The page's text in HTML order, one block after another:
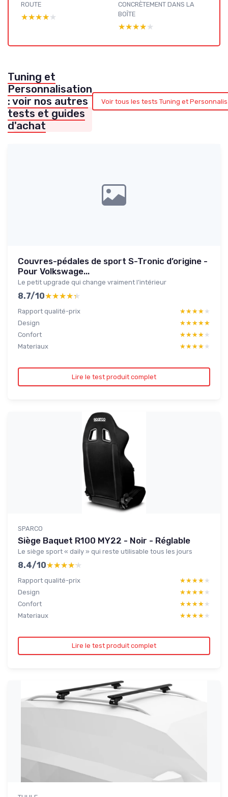
ROUTE
★★★★★
★★★★★
CONCRÈTEMENT DANS LA
BOÎTE
★★★★★
★★★★★
Tuning et
Personnalisation
: voir nos autres
tests et guides
d'achat
Voir tous les tests Tuning et
Couvres-pédales de sport S-Tronic d’origine -
Pour Volkswage...
Le petit upgrade qui change vraiment l’intérieur
8.7/10★★★★★
★★★★★
Rapport qualité-prix ★★★★★
★★★★★
Design
★★★★★
★★★★★
Confort
★★★★★
★★★★★
Materiaux
★★★★★
★★★★★
Lire le test produit complet
SPARCO
Siège Baquet R100 MY22 - Noir - Réglable
Le siège sport « daily » qui reste utilisable tous les jours
8.4/10★★★★★
★★★★★
Rapport qualité-prix ★★★★★
★★★★★
Design
★★★★★
★★★★★
Confort
★★★★★
★★★★★
Materiaux
★★★★★
★★★★★
Lire le test produit complet